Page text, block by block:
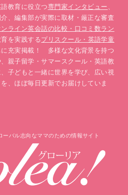
教育に役立つ専門家インタビュー 、
、編集部が実際に取材・厳正な審査
ライン英会話の比較・口コミ数ラン
を実践するプリスクール・英語学童
充実掲載！ 多様な文化背景を持つ
親子留学・サマースクール・英語教
子どもと一緒に世界を学び、広い視
、ほぼ毎日更新でお届けしていま
ーバル志向なママのための情報サイト